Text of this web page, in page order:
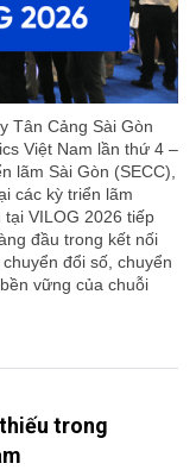
Tân Cảng Sài Gòn
Việt Nam lần thứ 4 –
lãm Sài Gòn (SECC),
các kỳ triển lãm
VILOG 2026 tiếp
đầu trong kết nối
đổi số, chuyển
vững của chuỗi
trong